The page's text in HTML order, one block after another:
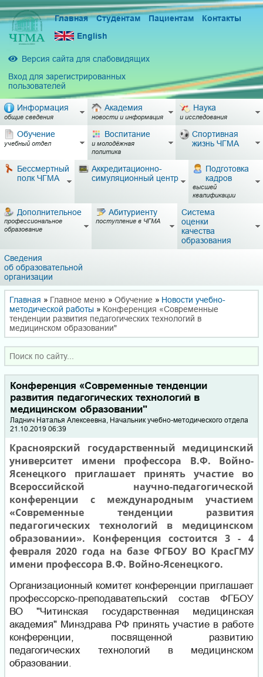
Главная Студентам Пациентам
Контакты
English
Версия сайта для слабовидящих
Вход для зарегистрированных
пользователей
Информация
общие сведения
Академия
новости и информация
Наука
и исследования
Обучение
учебный отдел
Воспитание
и молодёжная
политика
Спортивная
жизнь ЧГМА
Бессмертный
полк ЧГМА
Аккредитационно-
симуляционный центр
Подготовка
кадров
высшей
квалификации
Дополнительное
профессиональное
образование
Абитуриенту
поступление в ЧГМА
Система
оценки
качества
образования
Сведения
об образовательной
организации
Главная » Главное меню » Обучение » Новости учебно-
методической работы » Конференция «Современные
тенденции развития педагогических технологий в
медицинском образовании"
Конференция «Современные тенденции
развития педагогических технологий в
медицинском образовании"
Ладнич Наталья Алексеевна, Начальник учебно-методического отдела
21.10.2019 06:39
Красноярский государственный медицинский
университет имени профессора В.Ф. Войно-
Ясенецкого приглашает принять участие во
Всероссийской научно-педагогической
конференции с международным участием
«Современные тенденции развития
педагогических технологий в медицинском
образовании». Конференция состоится 3 - 4
февраля 2020 года на базе ФГБОУ ВО КрасГМУ
имени профессора В.Ф. Войно-Ясенецкого.
Организационный комитет конференции приглашает
профессорско-преподавательский состав ФГБОУ
ВО "Читинская государственная медицинская
академия" Минздрава РФ принять участие в работе
конференции, посвященной развитию
педагогических технологий в медицинском
образовании.